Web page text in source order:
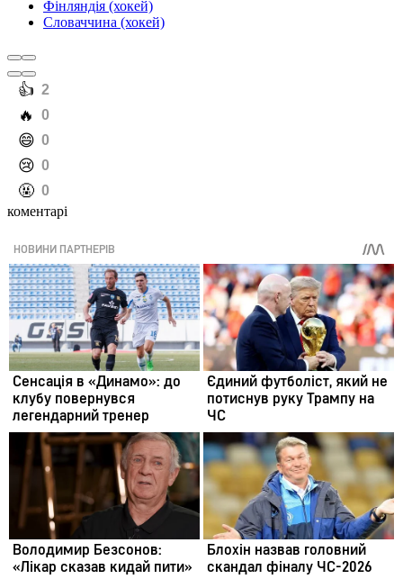
Фінляндія (хокей)
Словаччина (хокей)
️👍 2
️🔥 0
️😄 0
️😢 0
️🤬 0
коментарі